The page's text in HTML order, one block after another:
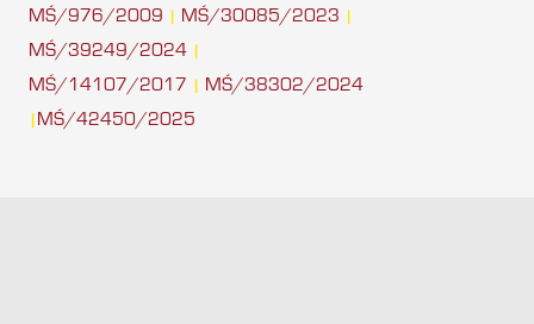
MŚ/976/2009 MŚ/30085/2023
MŚ/39249/2024
MŚ/14107/2017 MŚ/38302/2024
MŚ/42450/2025